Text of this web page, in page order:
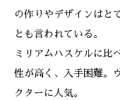
の作りやデザインはと
とも言われている。
ミリアムハスケルに比
性が高く、入手困難。
クターに人気。